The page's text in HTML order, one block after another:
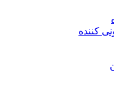
کننده